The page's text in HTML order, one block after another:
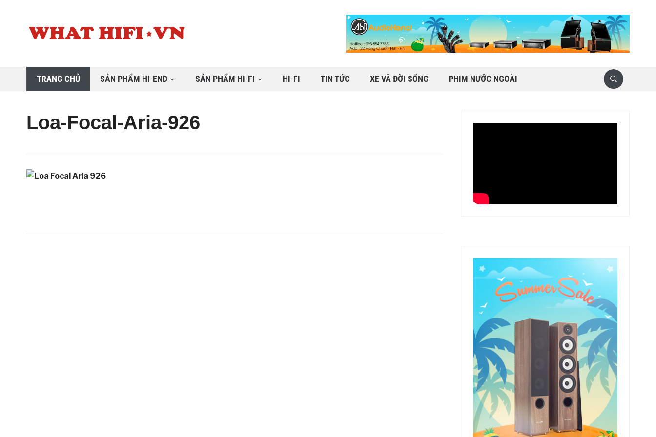
TRANG CHỦ SẢN PHẨM HI-END SẢN PHẨM HI-FI HI-FI TIN TỨC XE VÀ ĐỜI SỐNG PHIM NƯỚC NGOÀI
Loa-Focal-Aria-926